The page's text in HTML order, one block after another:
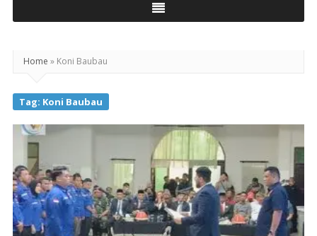
Home » Koni Baubau
Tag: Koni Baubau